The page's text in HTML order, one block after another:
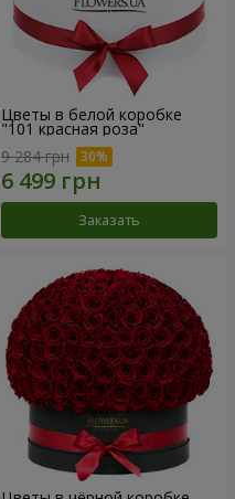
Цветы в белой коробке
"101 красная роза"
9 284 грн
Заказать